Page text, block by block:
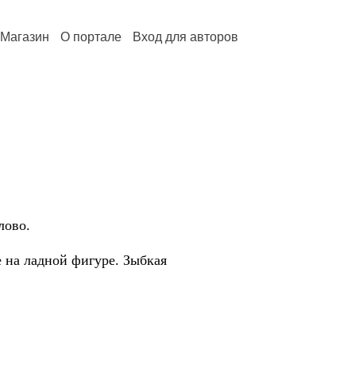
Магазин О портале Вход для авторов
на ладной фигуре. Зыбкая